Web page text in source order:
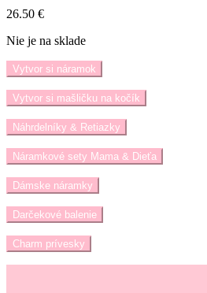
26.50 €
Nie je na sklade
Vytvor si náramok
Vytvor si mašličku na kočík
Náhrdelníky & Retiazky
Náramkové sety Mama & Dieťa
Dámske náramky
Darčekové balenie
Charm prívesky